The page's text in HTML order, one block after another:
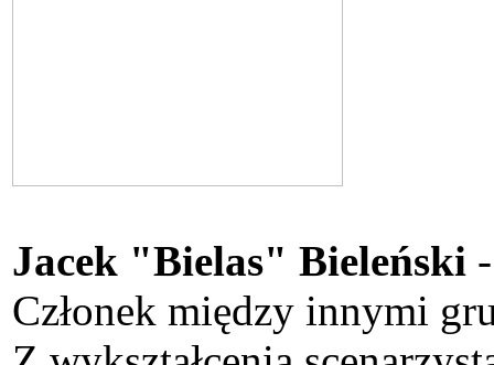
Jacek "Bielas" Bieleński
Członek między innymi